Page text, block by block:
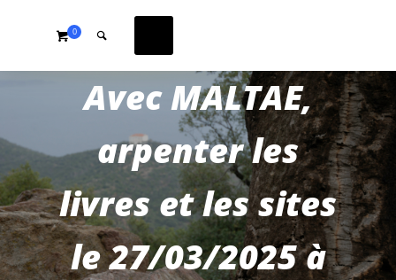
0
Avec MALTAE,
arpenter les
livres et les sites
le 27/03/2025 à